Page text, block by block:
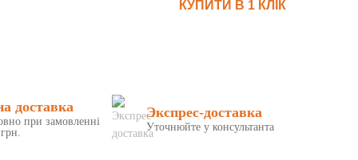
КУПИТИ В 1 КЛIК
доставка
при замовленні
Экспрес-доставка
Уточнюйте у консультанта